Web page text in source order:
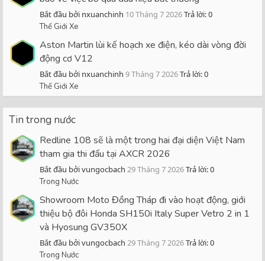
Bắt đầu bởi nxuanchinh 10 Tháng 7 2026Trả lời: 0
Thế Giới Xe
Aston Martin lùi kế hoạch xe điện, kéo dài vòng đời
động cơ V12
Bắt đầu bởi nxuanchinh 9 Tháng 7 2026Trả lời: 0
Thế Giới Xe
Tin trong nước
Redline 108 sẽ là một trong hai đại diện Việt Nam
tham gia thi đấu tại AXCR 2026
Bắt đầu bởi vungocbach 29 Tháng 7 2026Trả lời: 0
Trong Nước
Showroom Moto Đồng Tháp đi vào hoạt động, giới
thiệu bộ đôi Honda SH150i Italy Super Vetro 2 in 1
và Hyosung GV350X
Bắt đầu bởi vungocbach 29 Tháng 7 2026Trả lời: 0
Trong Nước